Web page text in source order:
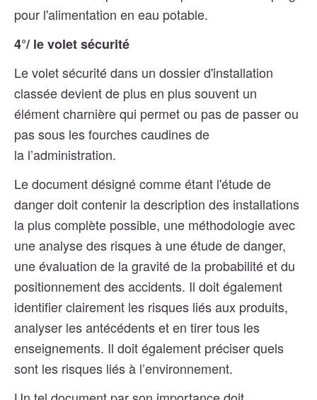
pour l'alimentation en eau potable.
4°/ le volet sécurité
Le volet sécurité dans un dossier d'installation
classée devient de plus en plus souvent un
élément charnière qui permet ou pas de passer ou
pas sous les fourches caudines de
la l’administration.
Le document désigné comme étant l'étude de
danger doit contenir la description des installations
la plus complète possible, une méthodologie avec
une analyse des risques à une étude de danger,
une évaluation de la gravité de la probabilité et du
positionnement des accidents. Il doit également
identifier clairement les risques liés aux produits,
analyser les antécédents et en tirer tous les
enseignements. Il doit également préciser quels
sont les risques liés à l’environnement.